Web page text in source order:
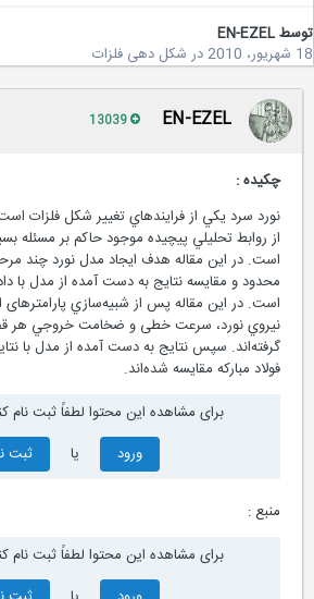
EN-EZEL
درشکل دهی فلزات
EN-EZEL
چكيده :
نورد سرد يکي از فرايندهاي تغيير شکل فلزات است
از روابط تحليلي پيچيده موجود حاکم بر مسئله
است. در اين مقاله هدف ايجاد مدل نورد چند
محدود و مقايسه نتايج به دست آمده از مدل با
است. در اين مقاله پس از شبيه‌سازي پارامترهای
نيروي نورد،‌ سرعت خطی و ضخامت خروجي هر قفسه
گرفته‌اند. سپس نتایج به دست آمده از مدل با
فولاد مبارکه مقايسه شده‌اند.
برای مشاهده این محتوا لطفاً ثبت نام
ورود
ثبت نام
منبع :
برای مشاهده این محتوا لطفاً ثبت نام